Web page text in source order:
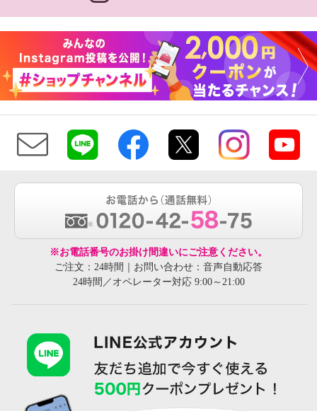
※お電話番号のお掛け間違いにご注意ください。
ご注文：24時間｜お問い合わせ：音声自動応答
24時間／オペレーター対応 9:00～21:00